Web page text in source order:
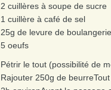
2 cuillères à soupe de sucre
1 cuillère à café de sel
25g de levure de boulangerie
5 oeufs
Pétrir le tout (possibilité de
Rajouter 250g de